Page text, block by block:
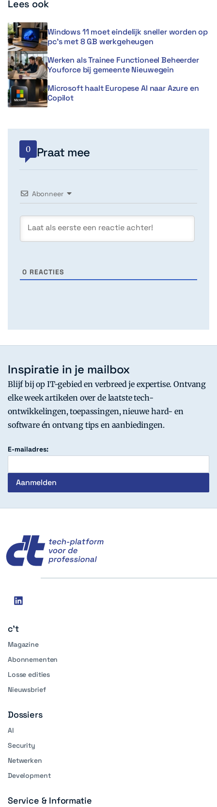
Lees ook
Windows 11 moet eindelijk sneller worden op
pc’s met 8 GB werkgeheugen
Werken als Trainee Functioneel Beheerder
Youforce bij gemeente Nieuwegein
Microsoft haalt Europese AI naar Azure en
Copilot
0 Praat mee
Abonneer
0 REACTIES
Inspiratie in je mailbox
Blijf bij op IT-gebied en verbreed je expertise. Ontvang
elke week artikelen over de laatste tech-
ontwikkelingen, toepassingen, nieuwe hard- en
software én ontvang tips en aanbiedingen.
E-mailadres:
Social
linkedin
c't
Magazine
Abonnementen
Losse edities
Nieuwsbrief
Dossiers
AI
Security
Netwerken
Development
Service & Informatie